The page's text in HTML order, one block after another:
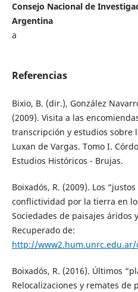
Consejo Nacional de
Argentina
a
Referencias
Bixio, B. (dir.), González
(2009). Visita a las
transcripción y estudios sobre
Luxan de Vargas. Tomo I.
Estudios Históricos - Brujas.
Boixadós, R. (2009). Los
conflictividad por la tierra en
Sociedades de paisajes áridos
Recuperado de:
http://
Boixadós, R. (2016). Últimos
Relocalizaciones y remates